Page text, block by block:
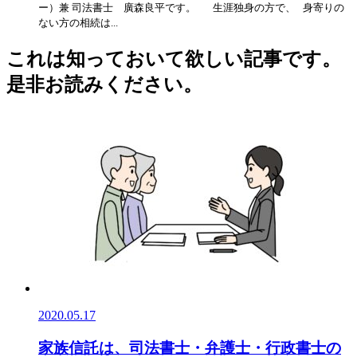
ー）兼 司法書士 廣森良平です。 生涯独身の方で、 身寄りの
ない方の相続は...
これは知っておいて欲しい記事です。
是非お読みください。
2020.05.17
家族信託は、司法書士・弁護士・行政書士の